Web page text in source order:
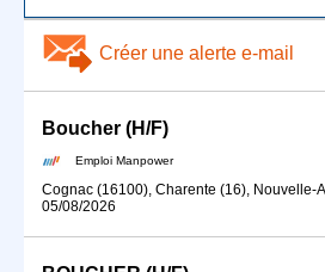
Créer une alerte e-mail
Boucher (H/F)
Emploi Manpower
Cognac (16100), Charente (16), Nouvelle-
05/08/2026